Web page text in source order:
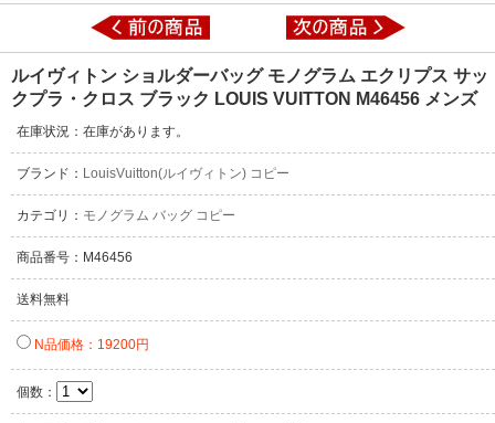
ルイヴィトン ショルダーバッグ モノグラム エクリプス サッ
クプラ・クロス ブラック LOUIS VUITTON M46456 メンズ
在庫状況：在庫があります。
ブランド： LouisVuitton(ルイヴィトン) コピー
カテゴリ： モノグラム バッグ コピー
商品番号：M46456
送料無料
N品価格：19200円
個数：